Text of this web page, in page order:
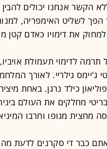
הקשר אנחנו יכולים להבין
לשליט האימפריה,
את דימויו כאדם קטן
תרמה לדימוי תעמולת
ג'יימס גילריי. לאורך
כילד נרגן. באחת
מחלקים את העולם
מחצית מגופו וחרבו
כבר די סקרנים לדעת